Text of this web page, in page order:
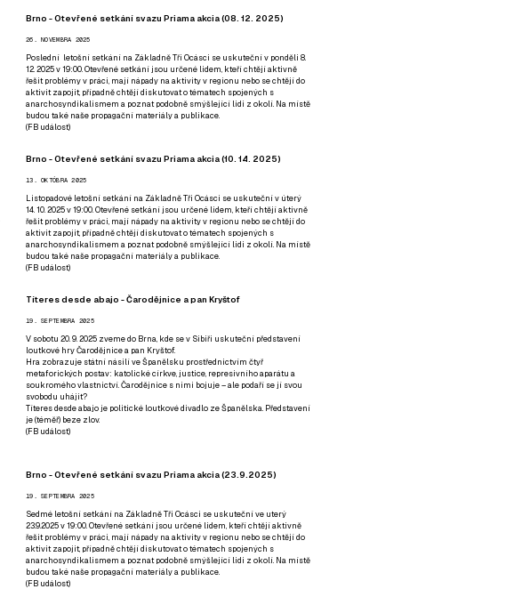
Brno - Otevřené setkání svazu Priama akcia (08. 12. 2025)
26. NOVEMBRA 2025
Poslední letošní setkání na Základně Tři Ocásci se uskuteční v ponděli 8.
12. 2025 v 19:00. Otevřené setkání jsou určené lidem, kteří chtějí aktivně
řešit problémy v práci, mají nápady na aktivity v regionu nebo se chtějí do
aktivit zapojit, případně chtějí diskutovat o tématech spojených s
anarchosyndikalismem a poznat podobně smýšlející lidi z okolí. Na místě
budou také naše propagační materiály a publikace.
(FB událost)
Brno - Otevřené setkání svazu Priama akcia (10. 14. 2025)
13. OKTÓBRA 2025
Listopadové letošní setkání na Základně Tři Ocásci se uskuteční v úterý
14. 10. 2025 v 19:00. Otevřené setkání jsou určené lidem, kteří chtějí aktivně
řešit problémy v práci, mají nápady na aktivity v regionu nebo se chtějí do
aktivit zapojit, případně chtějí diskutovat o tématech spojených s
anarchosyndikalismem a poznat podobně smýšlející lidi z okolí. Na místě
budou také naše propagační materiály a publikace.
(FB událost)
Títeres desde abajo - Čarodějnice a pan Kryštof
19. SEPTEMBRA 2025
V sobotu 20. 9. 2025 zveme do Brna, kde se v Sibiři uskuteční představení
loutkové hry Čarodějnice a pan Kryštof.
Hra zobrazuje státní násilí ve Španělsku prostřednictvím čtyř
metaforických postav: katolické církve, justice, represivního aparátu a
soukromého vlastnictví. Čarodějnice s nimi bojuje – ale podaří se jí svou
svobodu uhájit?
Títeres desde abajo je politické loutkové divadlo ze Španělska. Představení
je (téměř) beze zlov.
(FB událost)
Brno - Otevřené setkání svazu Priama akcia (23.9.2025)
19. SEPTEMBRA 2025
Sedmé letošní setkání na Základně Tři Ocásci se uskuteční ve uterý
23.9.2025 v 19:00. Otevřené setkání jsou určené lidem, kteří chtějí aktivně
řešit problémy v práci, mají nápady na aktivity v regionu nebo se chtějí do
aktivit zapojit, případně chtějí diskutovat o tématech spojených s
anarchosyndikalismem a poznat podobně smýšlející lidi z okolí. Na místě
budou také naše propagační materiály a publikace.
(FB událost)